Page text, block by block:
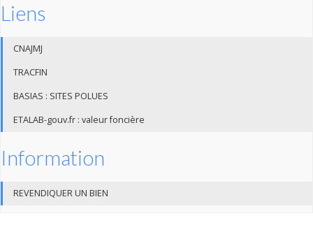
Liens
CNAJMJ
TRACFIN
BASIAS : SITES POLUES
ETALAB-gouv.fr : valeur foncière
Information
REVENDIQUER UN BIEN